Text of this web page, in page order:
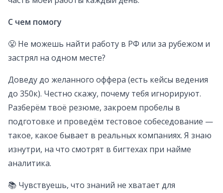
С чем помогу
😤 Не можешь найти работу в РФ или за рубежом и
застрял на одном месте?
Доведу до желанного оффера (есть кейсы ведения
до 350к). Честно скажу, почему тебя игнорируют.
Разберём твоё резюме, закроем пробелы в
подготовке и проведём тестовое собеседование —
такое, какое бывает в реальных компаниях. Я знаю
изнутри, на что смотрят в бигтехах при найме
аналитика.
📚 Чувствуешь, что знаний не хватает для